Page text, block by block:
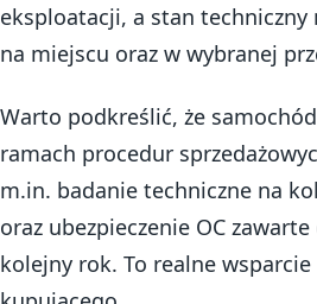
eksploatacji, a stan techniczny
na miejscu oraz w wybranej
Warto podkreślić, że
ramach procedur
m.in. badanie techniczne na
oraz ubezpieczenie OC
kolejny rok. To realne